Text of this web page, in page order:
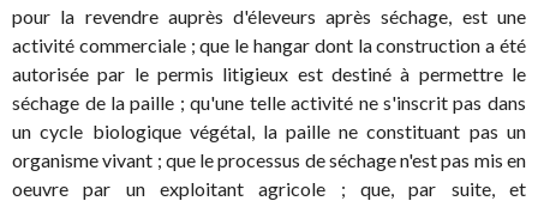
pour la revendre auprès d'éleveurs après séchage, est une
activité commerciale ; que le hangar dont la construction a été
autorisée par le permis litigieux est destiné à permettre le
séchage de la paille ; qu'une telle activité ne s'inscrit pas dans
un cycle biologique végétal, la paille ne constituant pas un
organisme vivant ; que le processus de séchage n'est pas mis en
oeuvre par un exploitant agricole ; que, par suite, et